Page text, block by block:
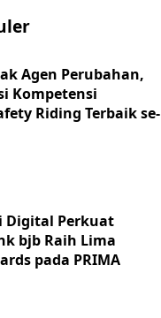
Agen Perubahan,
Kompetensi
Riding Terbaik se-
Digital Perkuat
bjb Raih Lima
pada PRIMA